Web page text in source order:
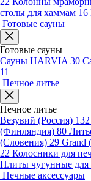
столы для хаммам 16
Готовые сауны
Готовые сауны
Сауны HARVIA 30
11
Печное литье
Печное литье
Везувий (Россия) 132
(Финляндия) 80
(Словения) 29 Grand
22 Колосники для
Плиты чугунные для
Печные аксессуары